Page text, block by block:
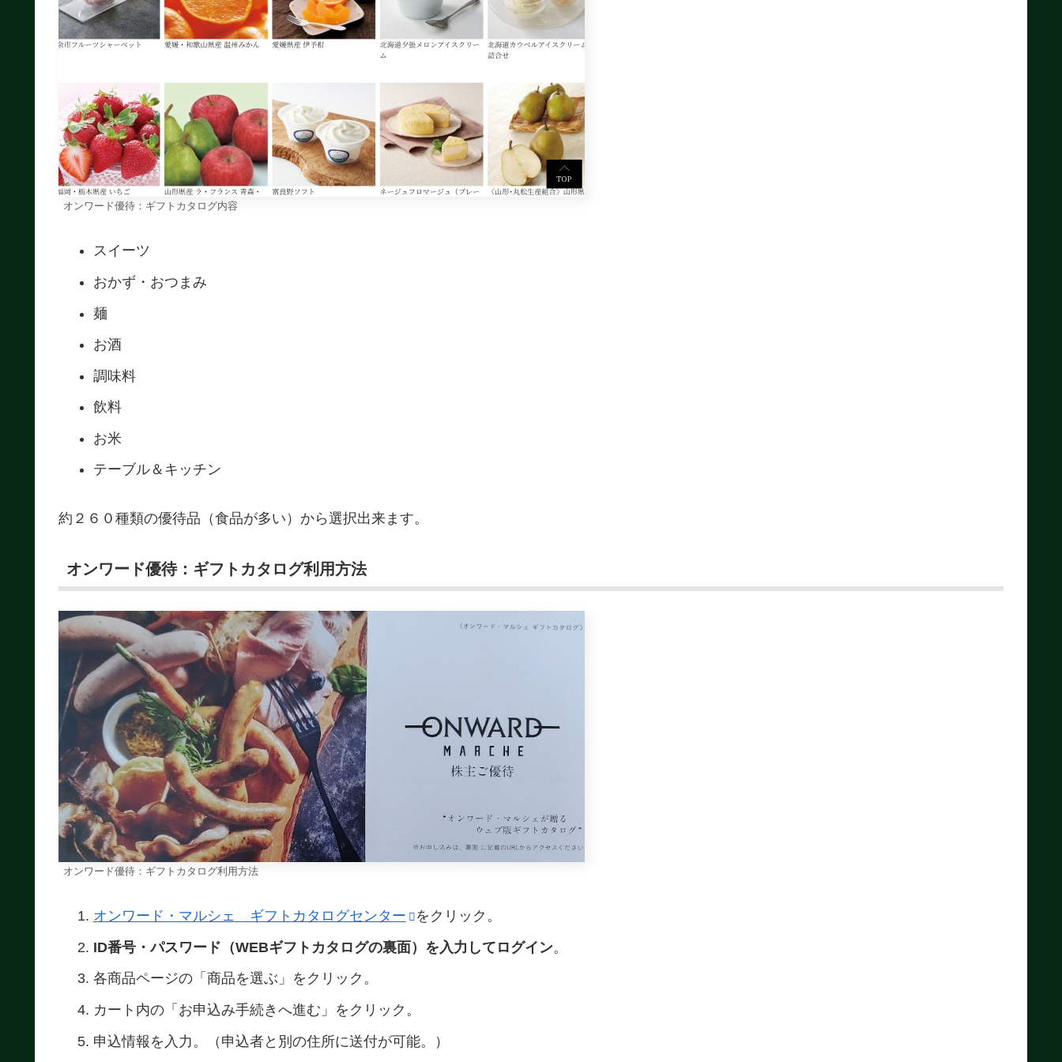
オンワード優待：ギフトカタログ内容
スイーツ
おかず・おつまみ
麺
お酒
調味料
飲料
お米
テーブル＆キッチン
約２６０種類の優待品（食品が多い）から選択出来ます。
オンワード優待：ギフトカタログ利用方法
オンワード優待：ギフトカタログ利用方法
オンワード・マルシェ ギフトカタログセンター
をクリック。
ID番号・パスワード（WEBギフトカタログの裏面）を入力してログイン。
各商品ページの「商品を選ぶ」をクリック。
カート内の「お申込み手続きへ進む」をクリック。
申込情報を入力。（申込者と別の住所に送付が可能。）